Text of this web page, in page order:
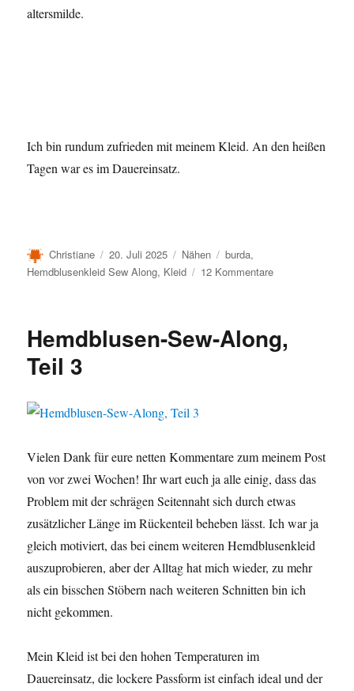
altersmilde.
Ich bin rundum zufrieden mit meinem Kleid. An den heißen
Tagen war es im Dauereinsatz.
Autor
Christiane
Veröffentlicht
am
20. Juli 2025 Kategorien
Nähen Schlagwörter
burda,
Hemdblusenkleid Sew Along, Kleid 12 Kommentarezu
Finale
Hemdblusen-Sew-Along,
Teil 3
Vielen Dank für eure netten Kommentare zum meinem Post
von vor zwei Wochen! Ihr wart euch ja alle einig, dass das
Problem mit der schrägen Seitennaht sich durch etwas
zusätzlicher Länge im Rückenteil beheben lässt. Ich war ja
gleich motiviert, das bei einem weiteren Hemdblusenkleid
auszuprobieren, aber der Alltag hat mich wieder, zu mehr
als ein bisschen Stöbern nach weiteren Schnitten bin ich
nicht gekommen.
Mein Kleid ist bei den hohen Temperaturen im
Dauereinsatz, die lockere Passform ist einfach ideal und der